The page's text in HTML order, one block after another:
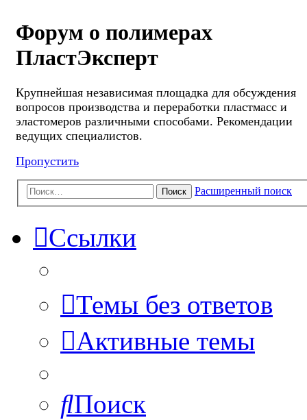
Форум о полимерах
ПластЭксперт
Крупнейшая независимая площадка для обсуждения
вопросов производства и переработки пластмасс и
эластомеров различными способами. Рекомендации
ведущих специалистов.
Пропустить
Поиск Расширенный поиск
Ссылки
Темы без ответов
Активные темы
Поиск